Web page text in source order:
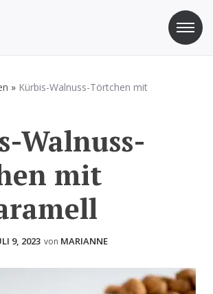
» Kürbis-Walnuss-Törtchen mit
Walnuss-
mit
9, 2023 von MARIANNE